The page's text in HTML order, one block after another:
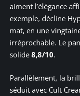
aiment l’élégance
exemple, décline
mat, en une
irréprochable. Le
solide 8,8/10.
Parallèlement, la
séduit avec Cult